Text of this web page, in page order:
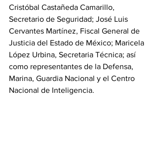
Cristóbal Castañeda Camarillo,
Secretario de Seguridad; José Luis
Cervantes Martínez, Fiscal General de
Justicia del Estado de México; Maricela
López Urbina, Secretaria Técnica; así
como representantes de la Defensa,
Marina, Guardia Nacional y el Centro
Nacional de Inteligencia.